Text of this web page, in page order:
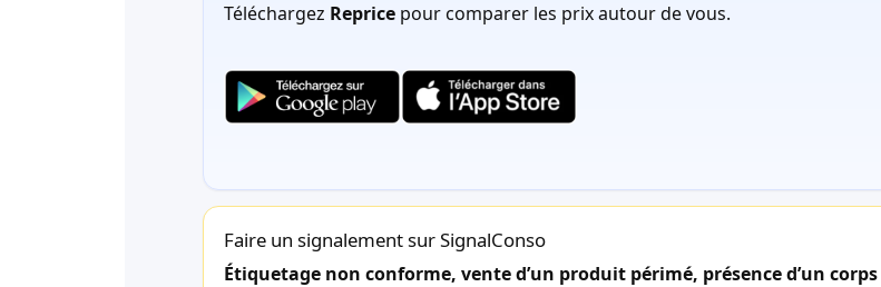
Téléchargez Reprice pour comparer les prix autour de vous.
Faire un signalement sur SignalConso
Étiquetage non conforme, vente d’un produit périmé, présence d’un